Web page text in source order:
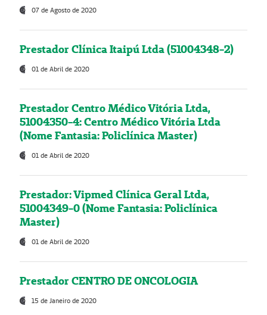
07 de Agosto de 2020
Prestador Clínica Itaipú Ltda (51004348-2)
01 de Abril de 2020
Prestador Centro Médico Vitória Ltda,
51004350-4: Centro Médico Vitória Ltda
(Nome Fantasia: Policlínica Master)
01 de Abril de 2020
Prestador: Vipmed Clínica Geral Ltda,
51004349-0 (Nome Fantasia: Policlínica
Master)
01 de Abril de 2020
Prestador CENTRO DE ONCOLOGIA
15 de Janeiro de 2020